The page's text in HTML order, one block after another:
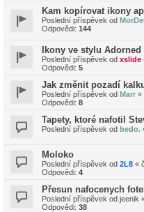
Kam kopírovat ikony
Poslední příspěvek od
Odpovědi: 144
Ikony ve stylu Adorned
Poslední příspěvek od xslide
Odpovědi: 5
Jak změnit pozadí
Poslední příspěvek od Marr «
Odpovědi: 8
Tapety, ktoré nafotil
Poslední příspěvek od bedo.
Moloko
Poslední příspěvek od 2L8 «
Odpovědi: 4
Přesun nafocenych
Poslední příspěvek od jeenik
Odpovědi: 38